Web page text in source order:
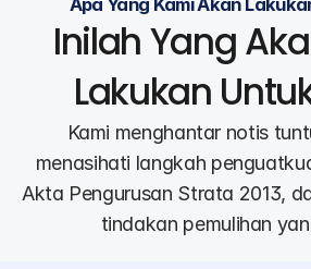
Apa Yang Kami Akan
Inilah Yang
Lakukan
Kami menghantar notis
menasihati langkah
Akta Pengurusan Strata 2013,
tindakan pemulihan